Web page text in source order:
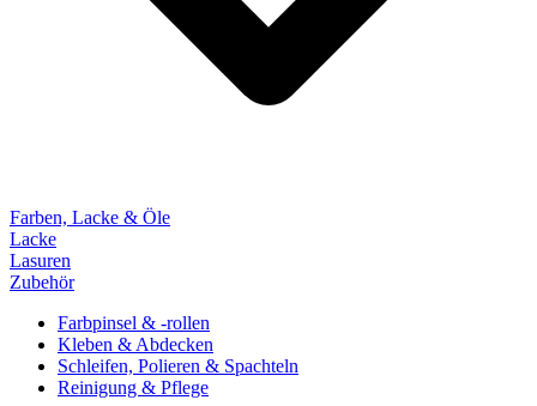
Farben, Lacke & Öle
Lacke
Lasuren
Zubehör
Farbpinsel & -rollen
Kleben & Abdecken
Schleifen, Polieren & Spachteln
Reinigung & Pflege